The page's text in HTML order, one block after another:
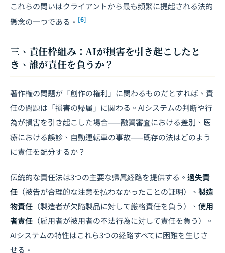
これらの問いはクライアントから最も頻繁に提起される法的
懸念の一つである。 [6]
三、責任枠組み：AIが損害を引き起こしたと
き、誰が責任を負うか？
著作権の問題が「創作の権利」に関わるものだとすれば、責
任の問題は「損害の帰属」に関わる。AIシステムの判断や行
為が損害を引き起こした場合——融資審査における差別、医
療における誤診、自動運転車の事故——既存の法はどのよう
に責任を配分するか？
伝統的な責任法は3つの主要な帰属経路を提供する。 過失責
任 （被告が合理的な注意を払わなかったことの証明）、 製造
物責任 （製造者が欠陥製品に対して厳格責任を負う）、 使用
者責任 （雇用者が被用者の不法行為に対して責任を負う）。
AIシステムの特性はこれら3つの経路すべてに困難を生じさ
せる。